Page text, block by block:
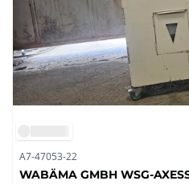
A7-47053-22
WABÄMA GMBH WSG-